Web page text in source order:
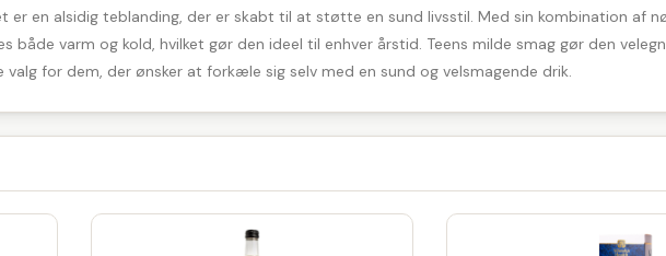
er en alsidig teblanding, der er skabt til at støtte en sund livsstil. Med sin kombination af
både varm og kold, hvilket gør den ideel til enhver årstid. Teens milde smag gør den
valg for dem, der ønsker at forkæle sig selv med en sund og velsmagende drik.